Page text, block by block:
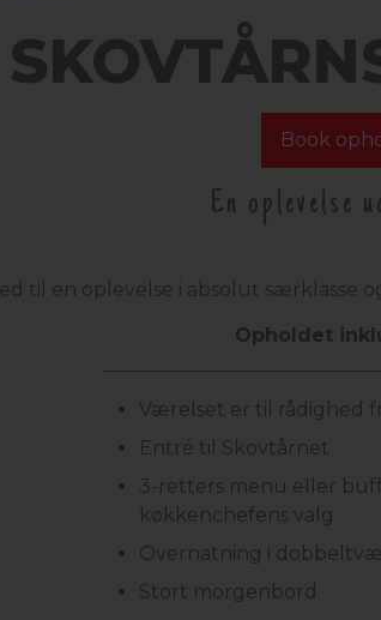
Book
En oplevelse
til en oplevelse i absolut særklasse
Opholdet
Værelset er til rådighed
Entré til Skovtårnet
3-retters menu eller
køkkenchefens valg
Overnatning i
Stort morgenbord